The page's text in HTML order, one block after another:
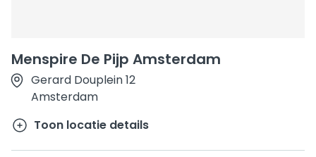
Menspire De Pijp Amsterdam
Gerard Douplein 12
Amsterdam
Toon locatie details